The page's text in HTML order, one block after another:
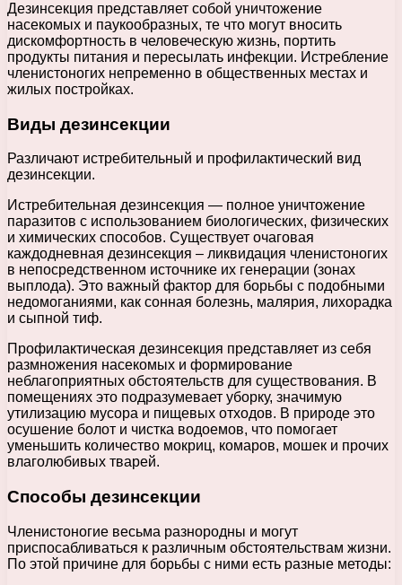
Дезинсекция представляет собой уничтожение
насекомых и паукообразных, те что могут вносить
дискомфортность в человеческую жизнь, портить
продукты питания и пересылать инфекции. Истребление
членистоногих непременно в общественных местах и
жилых постройках.
Виды дезинсекции
Различают истребительный и профилактический вид
дезинсекции.
Истребительная дезинсекция — полное уничтожение
паразитов с использованием биологических, физических
и химических способов. Существует очаговая
каждодневная дезинсекция – ликвидация членистоногих
в непосредственном источнике их генерации (зонах
выплода). Это важный фактор для борьбы с подобными
недомоганиями, как сонная болезнь, малярия, лихорадка
и сыпной тиф.
Профилактическая дезинсекция представляет из себя
размножения насекомых и формирование
неблагоприятных обстоятельств для существования. В
помещениях это подразумевает уборку, значимую
утилизацию мусора и пищевых отходов. В природе это
осушение болот и чистка водоемов, что помогает
уменьшить количество мокриц, комаров, мошек и прочих
влаголюбивых тварей.
Способы дезинсекции
Членистоногие весьма разнородны и могут
приспосабливаться к различным обстоятельствам жизни.
По этой причине для борьбы с ними есть разные методы: